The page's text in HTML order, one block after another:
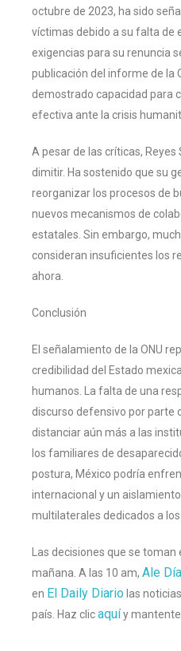
octubre de 2023, ha sido
víctimas debido a su falta de
exigencias para su renuncia
publicación del informe de la
demostrado capacidad para
efectiva ante la crisis
A pesar de las críticas,
dimitir. Ha sostenido que su
reorganizar los procesos de
nuevos mecanismos de
estatales. Sin embargo,
consideran insuficientes los
ahora.
Conclusión
El señalamiento de la ONU
credibilidad del Estado
humanos. La falta de una
discurso defensivo por parte
distanciar aún más a las
los familiares de
postura, México podría
internacional y un
multilaterales dedicados a
Las decisiones que se toman
mañana. A las 10 am, Ale
en El Daily Diariolas
país. Haz clicaquíy